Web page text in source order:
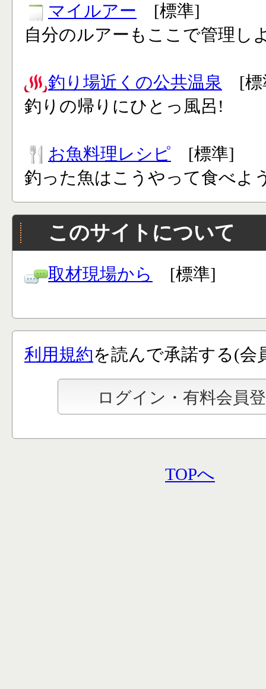
マイルアー [標準]
自分のルアーもここで管理し
釣り場近くの公共温泉 [標
釣りの帰りにひとっ風呂!
お魚料理レシピ [標準]
釣った魚はこうやって食べよ
このサイトについて
取材現場から [標準]
利用規約を読んで承諾する(会
TOPへ